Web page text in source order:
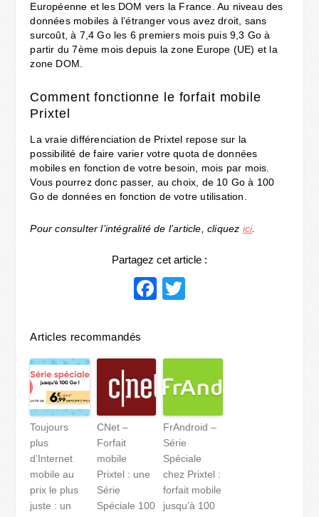
Européenne et les DOM vers la France. Au niveau des
données mobiles à l’étranger vous avez droit, sans
surcoût, à 7,4 Go les 6 premiers mois puis 9,3 Go à
partir du 7ème mois depuis la zone Europe (UE) et la
zone DOM.
Comment fonctionne le forfait mobile
Prixtel
La vraie différenciation de Prixtel repose sur la
possibilité de faire varier votre quota de données
mobiles en fonction de votre besoin, mois par mois.
Vous pourrez donc passer, au choix, de 10 Go à 100
Go de données en fonction de votre utilisation.
Pour consulter l’intégralité de l’article, cliquez ici.
Partagez cet article :
Facebook
Articles recommandés
Toujours
plus
d’Internet
mobile au
prix le plus
juste : un
CNet –
Forfait
mobile
Prixtel : une
Série
Spéciale 100
FrAndroid –
Série
Spéciale
chez Prixtel :
forfait mobile
jusqu’à 100